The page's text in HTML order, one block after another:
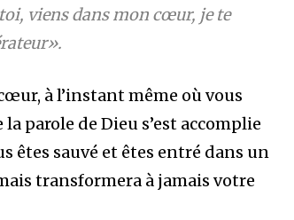
viens dans mon cœur, je te
à l’instant même où vous
parole de Dieu s’est accomplie
êtes sauvé et êtes entré dans un
transformera à jamais votre